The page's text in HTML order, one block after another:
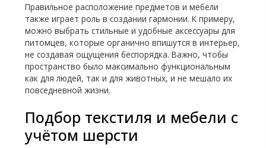
Правильное расположение предметов и мебели
также играет роль в создании гармонии. К примеру,
можно выбрать стильные и удобные аксессуары для
питомцев, которые органично впишутся в интерьер,
не создавая ощущения беспорядка. Важно, чтобы
пространство было максимально функциональным
как для людей, так и для животных, и не мешало их
повседневной жизни.
Подбор текстиля и мебели с
учётом шерсти